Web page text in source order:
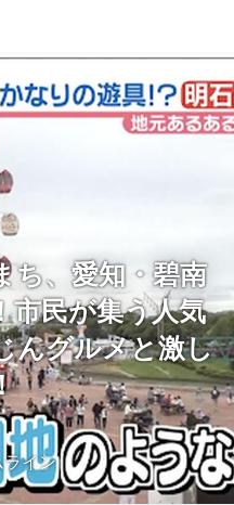
ち、愛知・碧南
市民が集う人気
んグルメと激し
ライン